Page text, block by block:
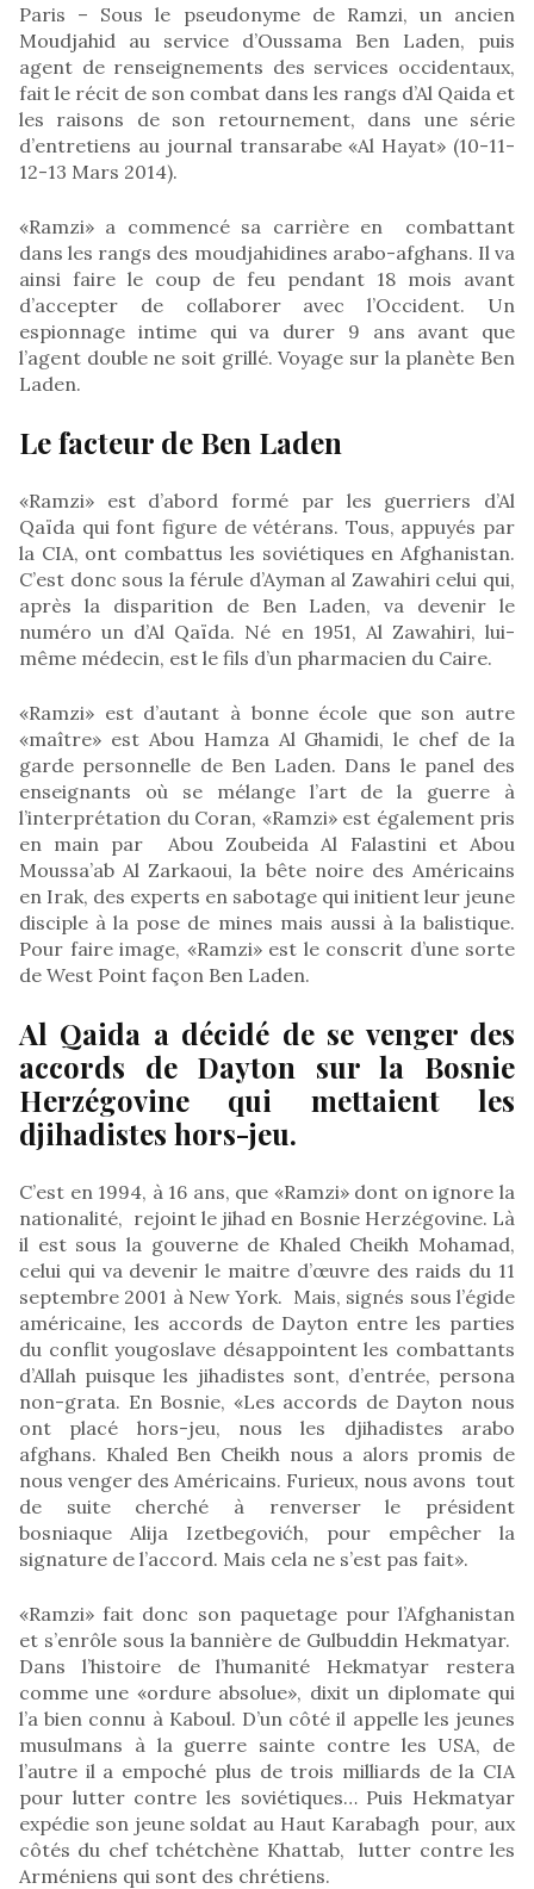
Paris – Sous le pseudonyme de Ramzi, un ancien
Moudjahid au service d’Oussama Ben Laden, puis
agent de renseignements des services occidentaux,
fait le récit de son combat dans les rangs d’Al Qaida et
les raisons de son retournement, dans une série
d’entretiens au journal transarabe «Al Hayat» (10-11-
12-13 Mars 2014).
«Ramzi» a commencé sa carrière en combattant
dans les rangs des moudjahidines arabo-afghans. Il va
ainsi faire le coup de feu pendant 18 mois avant
d’accepter de collaborer avec l’Occident. Un
espionnage intime qui va durer 9 ans avant que
l’agent double ne soit grillé. Voyage sur la planète Ben
Laden.
Le facteur de Ben Laden
«Ramzi» est d’abord formé par les guerriers d’Al
Qaïda qui font figure de vétérans. Tous, appuyés par
la CIA, ont combattus les soviétiques en Afghanistan.
C’est donc sous la férule d’Ayman al Zawahiri celui qui,
après la disparition de Ben Laden, va devenir le
numéro un d’Al Qaïda. Né en 1951, Al Zawahiri, lui-
même médecin, est le fils d’un pharmacien du Caire.
«Ramzi» est d’autant à bonne école que son autre
«maître» est Abou Hamza Al Ghamidi, le chef de la
garde personnelle de Ben Laden. Dans le panel des
enseignants où se mélange l’art de la guerre à
l’interprétation du Coran, «Ramzi» est également pris
en main par Abou Zoubeida Al Falastini et Abou
Moussa’ab Al Zarkaoui, la bête noire des Américains
en Irak, des experts en sabotage qui initient leur jeune
disciple à la pose de mines mais aussi à la balistique.
Pour faire image, «Ramzi» est le conscrit d’une sorte
de West Point façon Ben Laden.
Al Qaida a décidé de se venger des
accords de Dayton sur la Bosnie
Herzégovine qui mettaient les
djihadistes hors-jeu.
C’est en 1994, à 16 ans, que «Ramzi» dont on ignore la
nationalité, rejoint le jihad en Bosnie Herzégovine. Là
il est sous la gouverne de Khaled Cheikh Mohamad,
celui qui va devenir le maitre d’œuvre des raids du 11
septembre 2001 à New York. Mais, signés sous l’égide
américaine, les accords de Dayton entre les parties
du conflit yougoslave désappointent les combattants
d’Allah puisque les jihadistes sont, d’entrée, persona
non-grata. En Bosnie, «Les accords de Dayton nous
ont placé hors-jeu, nous les djihadistes arabo
afghans. Khaled Ben Cheikh nous a alors promis de
nous venger des Américains. Furieux, nous avons tout
de suite cherché à renverser le président
bosniaque Alija Izetbegovićh, pour empêcher la
signature de l’accord. Mais cela ne s’est pas fait».
«Ramzi» fait donc son paquetage pour l’Afghanistan
et s’enrôle sous la bannière de Gulbuddin Hekmatyar.
Dans l’histoire de l’humanité Hekmatyar restera
comme une «ordure absolue», dixit un diplomate qui
l’a bien connu à Kaboul. D’un côté il appelle les jeunes
musulmans à la guerre sainte contre les USA, de
l’autre il a empoché plus de trois milliards de la CIA
pour lutter contre les soviétiques… Puis Hekmatyar
expédie son jeune soldat au Haut Karabagh pour, aux
côtés du chef tchétchène Khattab, lutter contre les
Arméniens qui sont des chrétiens.